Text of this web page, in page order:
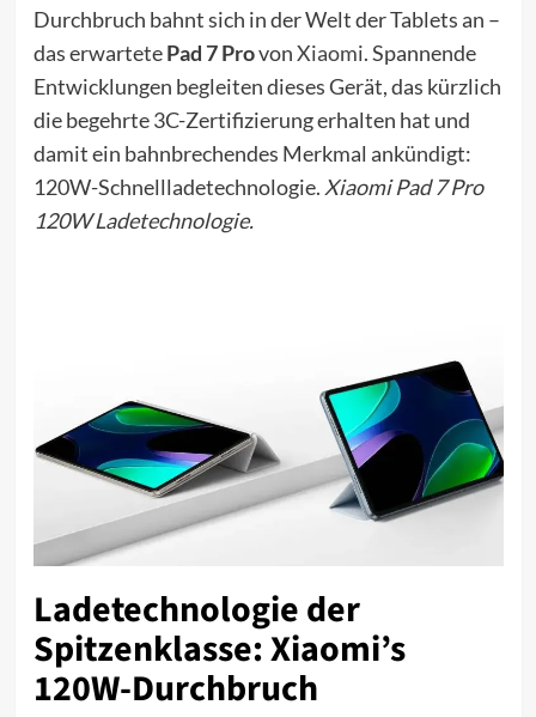
Durchbruch bahnt sich in der Welt der Tablets an –
das erwartetePad 7 ProvonXiaomi. Spannende
Entwicklungen begleiten dieses Gerät, das kürzlich
die begehrte 3C-Zertifizierung erhalten hat und
damit ein bahnbrechendes Merkmal ankündigt:
120W-Schnellladetechnologie. Xiaomi Pad 7 Pro
120W Ladetechnologie.
Ladetechnologie der
Spitzenklasse: Xiaomi’s
120W-Durchbruch